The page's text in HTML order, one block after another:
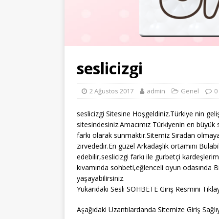
seslicizgi
2 Ağustos 2017 admin Genel 0
seslicizgi Sitesine Hoşgeldiniz.Türkiye nin
sitesindesiniz.Amacımız Türkiyenin en
farkı olarak sunmaktır.Sitemiz Sıradan
zirvededir.En güzel Arkadaşlık ortamını
edebilir,seslicizgi farkı ile gurbetçi
kıvamında sohbeti,eğlenceli oyun
yaşayabilirsiniz.
Yukarıdaki Sesli SOHBETE Giriş Resmini
Aşağıdaki Uzantılardanda Sitemize Giriş